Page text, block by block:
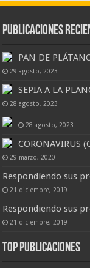
Publicaciones
PAN DE
29 agosto, 2023
SEPIA A LA
28 agosto, 2023
28 agosto, 2023
CORONAVIRUS
29 marzo, 2020
Respondiendo sus
21 diciembre, 2019
Respondiendo sus
21 diciembre, 2019
Top Publicaciones